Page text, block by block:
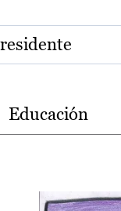
Educación